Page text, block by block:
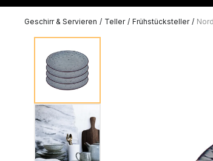
Geschirr & Servieren / Teller / Frühstücksteller /